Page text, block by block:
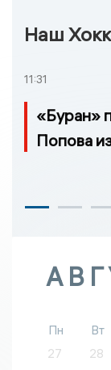
Наш
11:31
«Буран»
Попова
Пн Вт
27
28